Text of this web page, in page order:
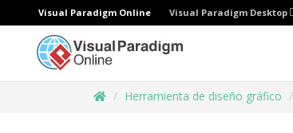
Visual Paradigm Online Visual Paradigm Desktop
Herramienta de diseño gráfico